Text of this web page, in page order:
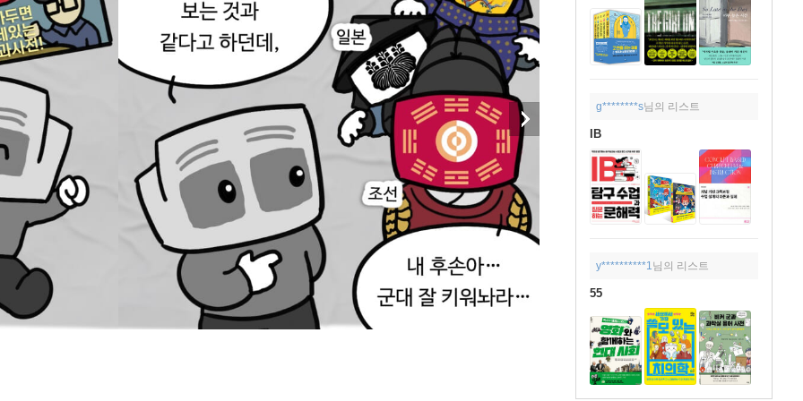
g********s님의 리스트
IB
y**********1님의 리스트
55